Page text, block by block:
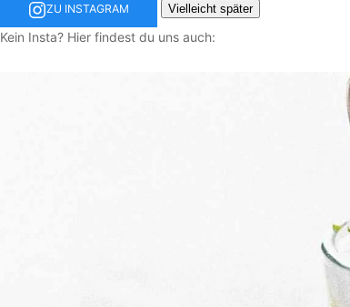
ZU INSTAGRAM Vielleicht später
Kein Insta? Hier findest du uns auch: